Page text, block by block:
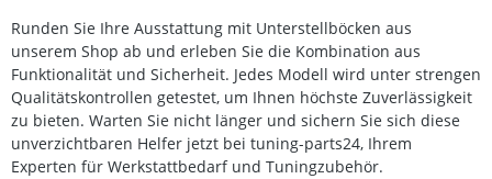
Runden Sie Ihre Ausstattung mit Unterstellböcken aus
unserem Shop ab und erleben Sie die Kombination aus
Funktionalität und Sicherheit. Jedes Modell wird unter strengen
Qualitätskontrollen getestet, um Ihnen höchste Zuverlässigkeit
zu bieten. Warten Sie nicht länger und sichern Sie sich diese
unverzichtbaren Helfer jetzt bei tuning-parts24, Ihrem
Experten für Werkstattbedarf und Tuningzubehör.